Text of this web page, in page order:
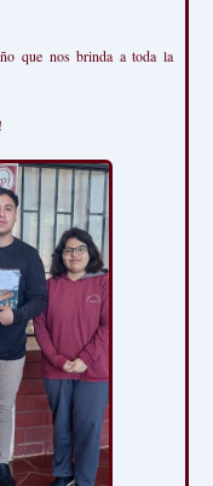
que nos brinda a toda la